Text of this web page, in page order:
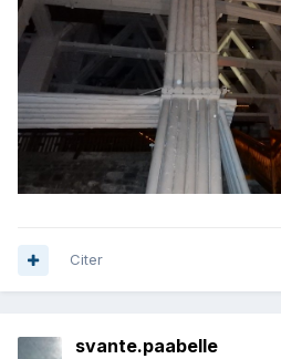
Citer
svante.paabelle